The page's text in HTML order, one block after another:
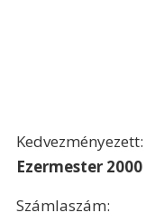
Kedvezményezett:
Ezermester 2000
Számlaszám: